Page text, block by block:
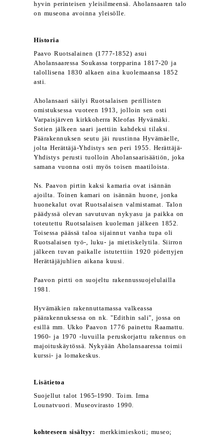
hyvin perinteisen yleisilmeensä. Aholansaaren talo
on museona avoinna yleisölle.
Historia
Paavo Ruotsalainen (1777-1852) asui
Aholansaaressa Soukassa torpparina 1817-20 ja
talollisena 1830 alkaen aina kuolemaansa 1852
asti.
Aholansaari säilyi Ruotsalaisen perillisten
omistuksessa vuoteen 1913, jolloin sen osti
Varpaisjärven kirkkoherra Kleofas Hyvämäki.
Sotien jälkeen saari jaettiin kahdeksi tilaksi.
Päärakennuksen seutu jäi ruustinna Hyvämäelle,
jolta Herättäjä-Yhdistys sen peri 1955. Herättäjä-
Yhdistys perusti tuolloin Aholansaarisäätiön, joka
samana vuonna osti myös toisen maatiloista.
Ns. Paavon pirtin kaksi kamaria ovat isännän
ajoilta. Toinen kamari on isännän huone, jonka
huonekalut ovat Ruotsalaisen valmistamat. Talon
päädyssä olevan savutuvan nykyasu ja paikka on
toteutettu Ruotsalaisen kuoleman jälkeen 1852.
Toisessa päässä taloa sijainnut vanha tupa oli
Ruotsalaisen työ-, luku- ja mietiskelytila. Siirron
jälkeen tuvan paikalle istutettiin 1920 pidettyjen
Herättäjäjuhlien aikana kuusi.
Paavon pirtti on suojeltu rakennussuojelulailla
1981.
Hyvämäkien rakennuttamassa valkeassa
päärakennuksessa on nk. "Edithin sali", jossa on
esillä mm. Ukko Paavon 1776 painettu Raamattu.
1960- ja 1970 -luvuilla peruskorjattu rakennus on
majoituskäytössä. Nykyään Aholansaaressa toimii
kurssi- ja lomakeskus.
Lisätietoa
Suojellut talot 1965-1990. Toim. Irma
Lounatvuori. Museovirasto 1990.
kohteeseen sisältyy: merkkimieskoti; museo;